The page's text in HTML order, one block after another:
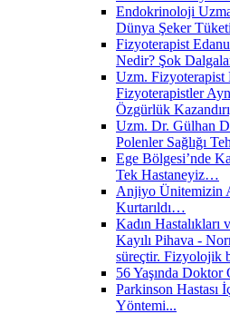
Endokrinoloji
Dünya Şeker
Fizyoterapist
Nedir? Şok
Uzm. Fizyoterapist
Fizyoterapistler
Özgürlük
Uzm. Dr. Gülhan
Polenler Sağlığı
Ege Bölgesi’nde
Tek Hastaneyiz…
Anjiyo Ünitemizin
Kurtarıldı…
Kadın Hastalıkları
Kayılı Pihava -
süreçtir. Fizyolojik
56 Yaşında Doktor
Parkinson Hastası
Yöntemi...